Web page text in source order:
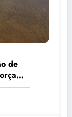
de
para